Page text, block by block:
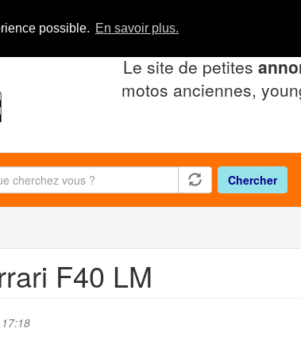
possible. En savoir plus.
Le site de petites
motos anciennes,
Chercher
F40 LM